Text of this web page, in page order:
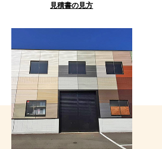
見積書の見方